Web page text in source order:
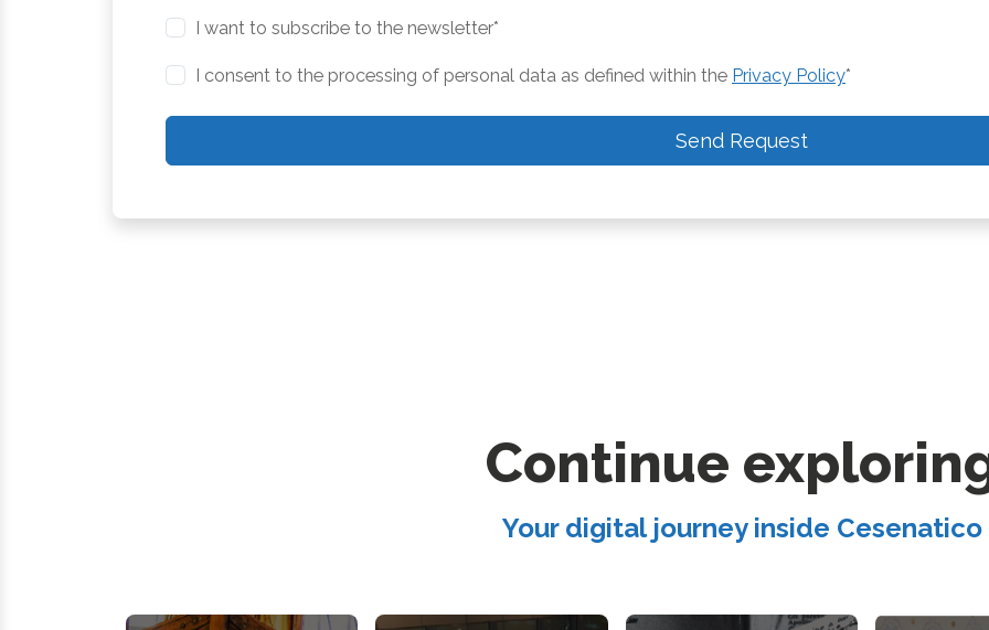
I want to subscribe to the newsletter*
I consent to the processing of personal data as defined within the Privacy Policy*
Send Request
Continue
Your digital journey inside Cesenatico